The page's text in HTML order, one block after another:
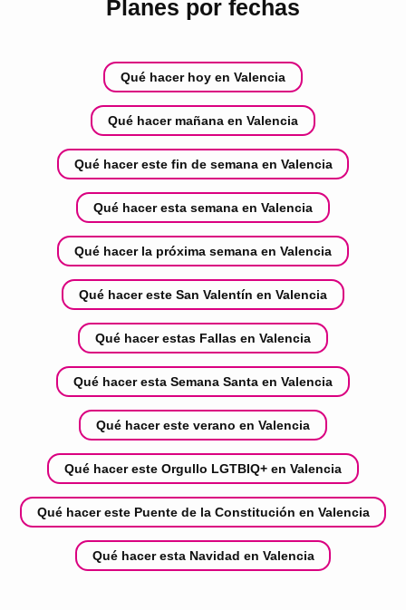
Planes por fechas
Qué hacer hoy en Valencia
Qué hacer mañana en Valencia
Qué hacer este fin de semana en Valencia
Qué hacer esta semana en Valencia
Qué hacer la próxima semana en Valencia
Qué hacer este San Valentín en Valencia
Qué hacer estas Fallas en Valencia
Qué hacer esta Semana Santa en Valencia
Qué hacer este verano en Valencia
Qué hacer este Orgullo LGTBIQ+ en Valencia
Qué hacer este Puente de la Constitución en Valencia
Qué hacer esta Navidad en Valencia